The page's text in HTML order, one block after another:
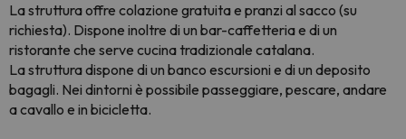
La struttura offre colazione gratuita e pranzi al sacco (su
richiesta). Dispone inoltre di un bar-caffetteria e di un
ristorante che serve cucina tradizionale catalana.
La struttura dispone di un banco escursioni e di un deposito
bagagli. Nei dintorni è possibile passeggiare, pescare, andare
a cavallo e in bicicletta.